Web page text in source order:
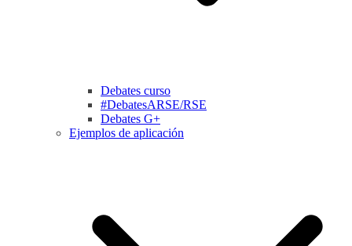
Debates curso
#DebatesARSE/RSE
Debates G+
Ejemplos de aplicación